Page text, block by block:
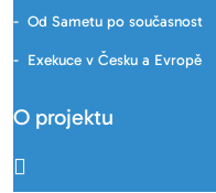
Od Sametu po současnost
Exekuce v Česku a Evropě
O projektu